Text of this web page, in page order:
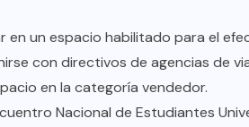
en un espacio habilitado para el
con directivos de agencias de
en la categoría vendedor.
Nacional de Estudiantes